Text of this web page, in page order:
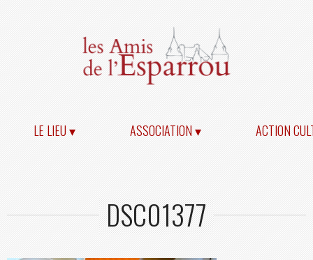
LE LIEU ▾ ASSOCIATION ▾ ACTION
DSC01377